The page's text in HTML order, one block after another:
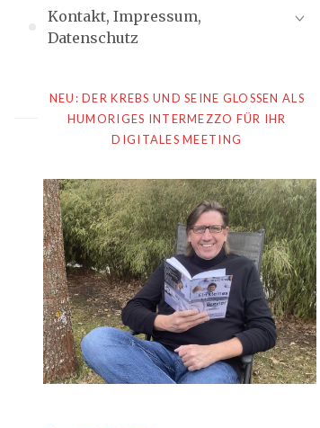
Kontakt, Impressum,
Datenschutz
NEU: DER KREBS UND SEINE GLOSSEN ALS
HUMORIGES INTERMEZZO FÜR IHR
DIGITALES MEETING